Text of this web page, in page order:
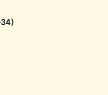
34)